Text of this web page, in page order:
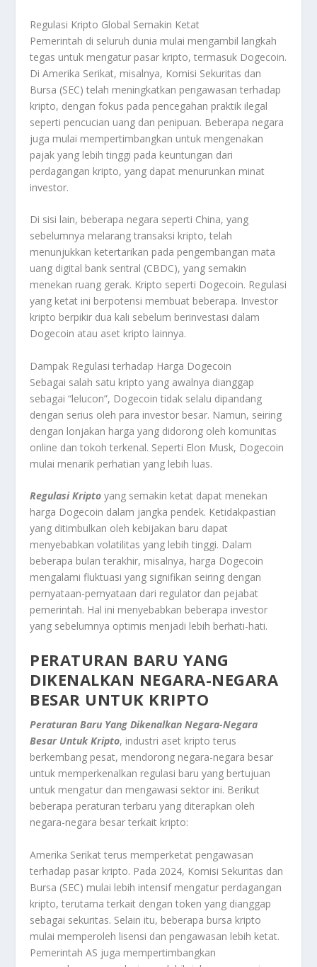
Regulasi Kripto Global Semakin Ketat
Pemerintah di seluruh dunia mulai mengambil langkah
tegas untuk mengatur pasar kripto, termasuk Dogecoin.
Di Amerika Serikat, misalnya, Komisi Sekuritas dan
Bursa (SEC) telah meningkatkan pengawasan terhadap
kripto, dengan fokus pada pencegahan praktik ilegal
seperti pencucian uang dan penipuan. Beberapa negara
juga mulai mempertimbangkan untuk mengenakan
pajak yang lebih tinggi pada keuntungan dari
perdagangan kripto, yang dapat menurunkan minat
investor.
Di sisi lain, beberapa negara seperti China, yang
sebelumnya melarang transaksi kripto, telah
menunjukkan ketertarikan pada pengembangan mata
uang digital bank sentral (CBDC), yang semakin
menekan ruang gerak. Kripto seperti Dogecoin. Regulasi
yang ketat ini berpotensi membuat beberapa. Investor
kripto berpikir dua kali sebelum berinvestasi dalam
Dogecoin atau aset kripto lainnya.
Dampak Regulasi terhadap Harga Dogecoin
Sebagai salah satu kripto yang awalnya dianggap
sebagai “lelucon”, Dogecoin tidak selalu dipandang
dengan serius oleh para investor besar. Namun, seiring
dengan lonjakan harga yang didorong oleh komunitas
online dan tokoh terkenal. Seperti Elon Musk, Dogecoin
mulai menarik perhatian yang lebih luas.
Regulasi Kripto yang semakin ketat dapat menekan
harga Dogecoin dalam jangka pendek. Ketidakpastian
yang ditimbulkan oleh kebijakan baru dapat
menyebabkan volatilitas yang lebih tinggi. Dalam
beberapa bulan terakhir, misalnya, harga Dogecoin
mengalami fluktuasi yang signifikan seiring dengan
pernyataan-pernyataan dari regulator dan pejabat
pemerintah. Hal ini menyebabkan beberapa investor
yang sebelumnya optimis menjadi lebih berhati-hati.
PERATURAN BARU YANG
DIKENALKAN NEGARA-NEGARA
BESAR UNTUK KRIPTO
Peraturan Baru Yang Dikenalkan Negara-Negara
Besar Untuk Kripto, industri aset kripto terus
berkembang pesat, mendorong negara-negara besar
untuk memperkenalkan regulasi baru yang bertujuan
untuk mengatur dan mengawasi sektor ini. Berikut
beberapa peraturan terbaru yang diterapkan oleh
negara-negara besar terkait kripto:
Amerika Serikat terus memperketat pengawasan
terhadap pasar kripto. Pada 2024, Komisi Sekuritas dan
Bursa (SEC) mulai lebih intensif mengatur perdagangan
kripto, terutama terkait dengan token yang dianggap
sebagai sekuritas. Selain itu, beberapa bursa kripto
mulai memperoleh lisensi dan pengawasan lebih ketat.
Pemerintah AS juga mempertimbangkan